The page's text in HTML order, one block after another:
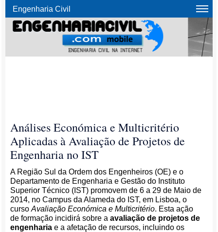
Engenharia Civil
Análises Económica e Multicritério
Aplicadas à Avaliação de Projetos de
Engenharia no IST
A Região Sul da Ordem dos Engenheiros (OE) e o
Departamento de Engenharia e Gestão do Instituto
Superior Técnico (IST) promovem de 6 a 29 de Maio de
2014, no Campus da Alameda do IST, em Lisboa, o
cursoAvaliação Económica e Multicritério. Esta ação
de formação incidirá sobre aavaliação de projetos de
engenharia e a afetação de recursos, incluindo os